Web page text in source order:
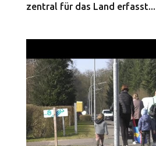
zentral für das Land erfasst...